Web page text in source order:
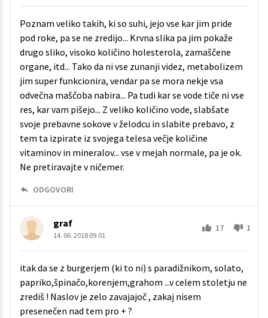
Poznam veliko takih, ki so suhi, jejo vse kar jim pride
pod roke, pa se ne zredijo... Krvna slika pa jim pokaže
drugo sliko, visoko količino holesterola, zamaščene
organe, itd... Tako da ni vse zunanji videz, metabolizem
jim super funkcionira, vendar pa se mora nekje vsa
odvečna maščoba nabira... Pa tudi kar se vode tiče ni vse
res, kar vam pišejo... Z veliko količino vode, slabšate
svoje prebavne sokove v želodcu in slabite prebavo, z
tem ta izpirate iz svojega telesa večje količine
vitaminov in mineralov... vse v mejah normale, pa je ok.
Ne pretiravajte v ničemer.
ODGOVORI
graf
14. 06. 2018 09.01
17 1
itak da se z burgerjem (ki to ni) s paradižnikom, solato,
papriko,špinačo,korenjem,grahom ...v celem stoletju ne
zrediš ! Naslov je zelo zavajajoč , zakaj nisem
presenečen nad tem pro + ?